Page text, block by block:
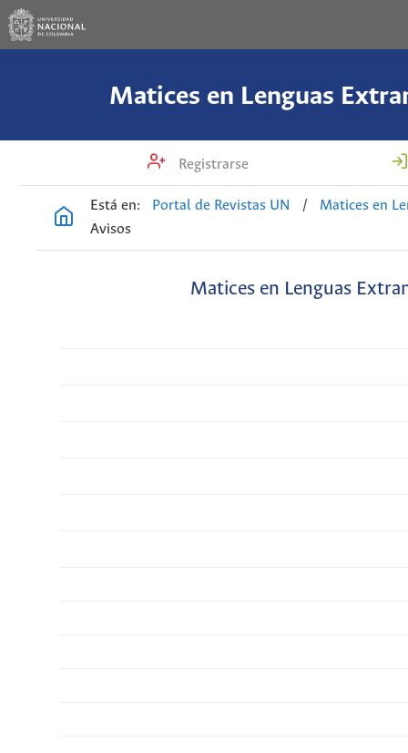
Matices en Lenguas
Registrarse
Está en: Portal de Revistas UN /
Matices en
Avisos
Matices en Lenguas